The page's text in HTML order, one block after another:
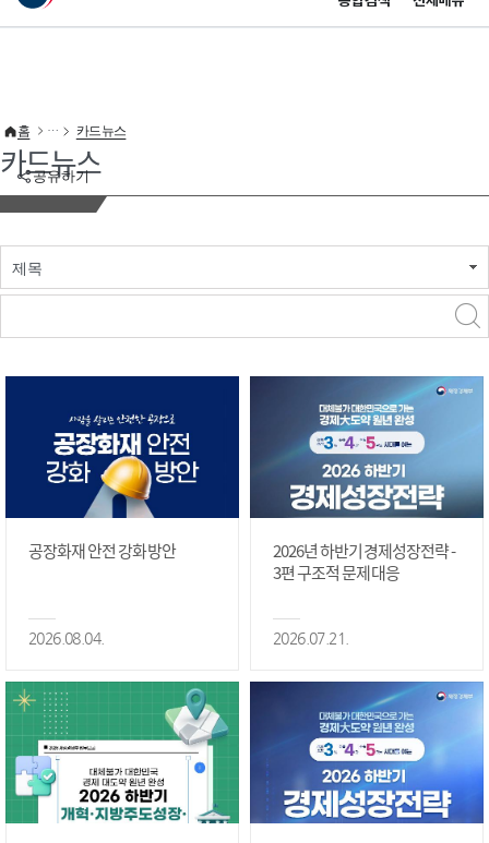
이 누리집은 대한민국 공식 전자정부 누리집입니다.
공유하기
홈 카드뉴스
카드뉴스
제목
공장화재 안전 강화 방안
2026.08.04.
2026년 하반기 경제성장전략 -
3편 구조적 문제 대응
2026.07.21.